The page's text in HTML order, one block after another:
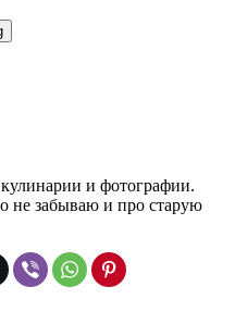
и фотографии.
не забываю и про старую